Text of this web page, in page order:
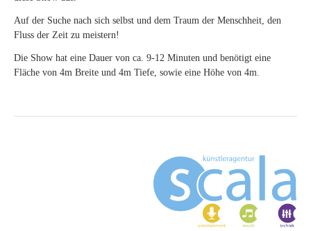
Auf der Suche nach sich selbst und dem Traum der Menschheit, den
Fluss der Zeit zu meistern!
Die Show hat eine Dauer von ca. 9-12 Minuten und benötigt eine
Fläche von 4m Breite und 4m Tiefe, sowie eine Höhe von 4m.